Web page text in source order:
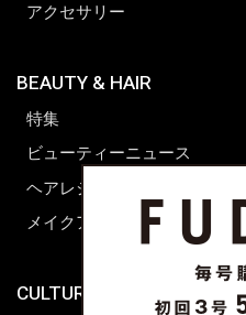
アクセサリー
BEAUTY & HAIR
特集
ビューティーニュース
ヘアレシピ ストーリーズ
メイクアップティップス
CULTURE & LIFE